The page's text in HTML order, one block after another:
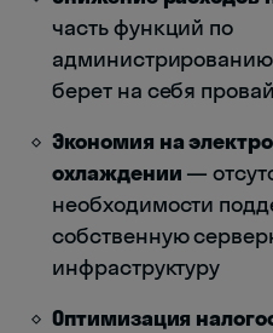
часть функций по
берет на себя
Экономия на
охлаждении —
необходимости
собственную
инфраструктуру
Оптимизация